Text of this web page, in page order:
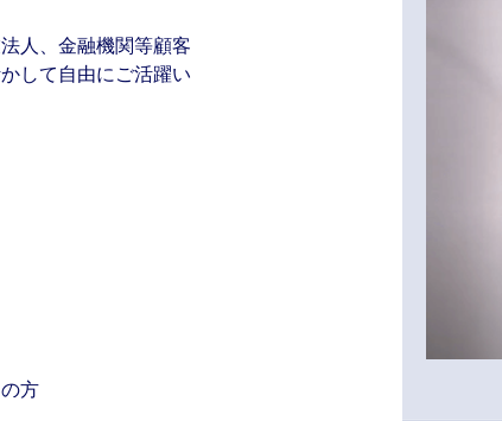
人、金融機関等顧客
して自由にご活躍い
方